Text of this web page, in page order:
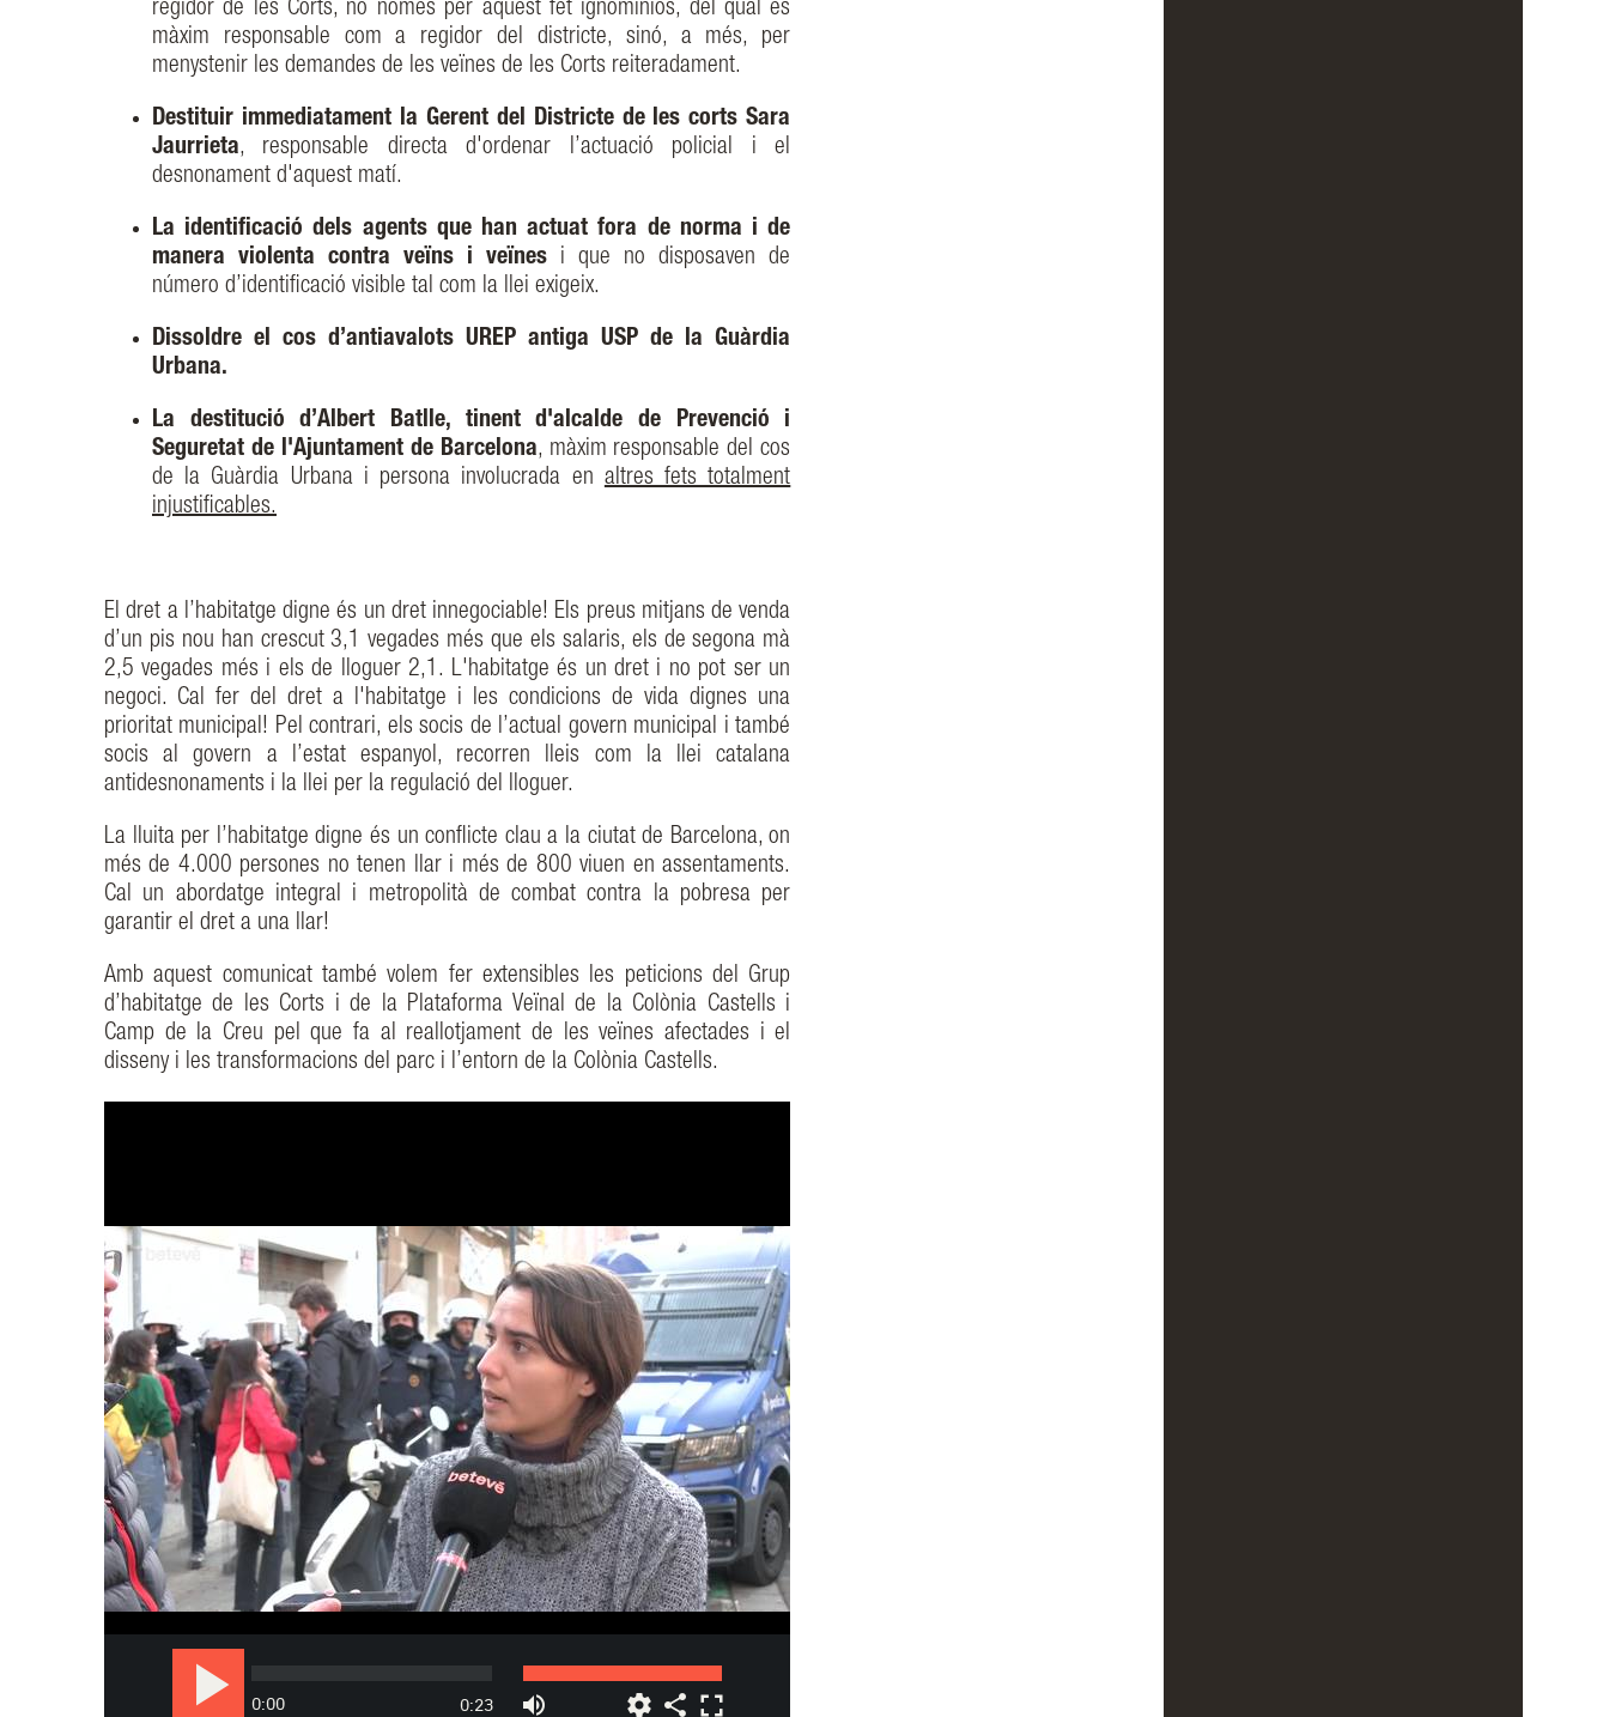
regidor de les Corts, no només per aquest fet ignominiós, del qual és
màxim responsable com a regidor del districte, sinó, a més, per
menystenir les demandes de les veïnes de les Corts reiteradament.
Destituir immediatament la Gerent del Districte de les corts Sara
Jaurrieta, responsable directa d'ordenar l’actuació policial i el
desnonament d'aquest matí.
La identificació dels agents que han actuat fora de norma i de
manera violenta contra veïns i veïnes i que no disposaven de
número d’identificació visible tal com la llei exigeix.
Dissoldre el cos d’antiavalots UREP antiga USP de la Guàrdia
Urbana.
La destitució d’Albert Batlle, tinent d'alcalde de Prevenció i
Seguretat de l'Ajuntament de Barcelona, màxim responsable del cos
de la Guàrdia Urbana i persona involucrada en altres fets totalment
injustificables.
El dret a l’habitatge digne és un dret innegociable! Els preus mitjans de venda
d’un pis nou han crescut 3,1 vegades més que els salaris, els de segona mà
2,5 vegades més i els de lloguer 2,1. L'habitatge és un dret i no pot ser un
negoci. Cal fer del dret a l'habitatge i les condicions de vida dignes una
prioritat municipal! Pel contrari, els socis de l’actual govern municipal i també
socis al govern a l’estat espanyol, recorren lleis com la llei catalana
antidesnonaments i la llei per la regulació del lloguer.
La lluita per l’habitatge digne és un conflicte clau a la ciutat de Barcelona, on
més de 4.000 persones no tenen llar i més de 800 viuen en assentaments.
Cal un abordatge integral i metropolità de combat contra la pobresa per
garantir el dret a una llar!
Amb aquest comunicat també volem fer extensibles les peticions del Grup
d’habitatge de les Corts i de la Plataforma Veïnal de la Colònia Castells i
Camp de la Creu pel que fa al reallotjament de les veïnes afectades i el
disseny i les transformacions del parc i l’entorn de la Colònia Castells.